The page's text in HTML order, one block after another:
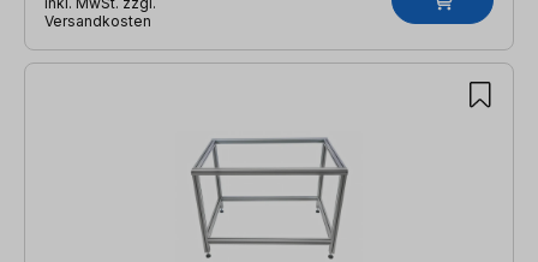
Versandkosten